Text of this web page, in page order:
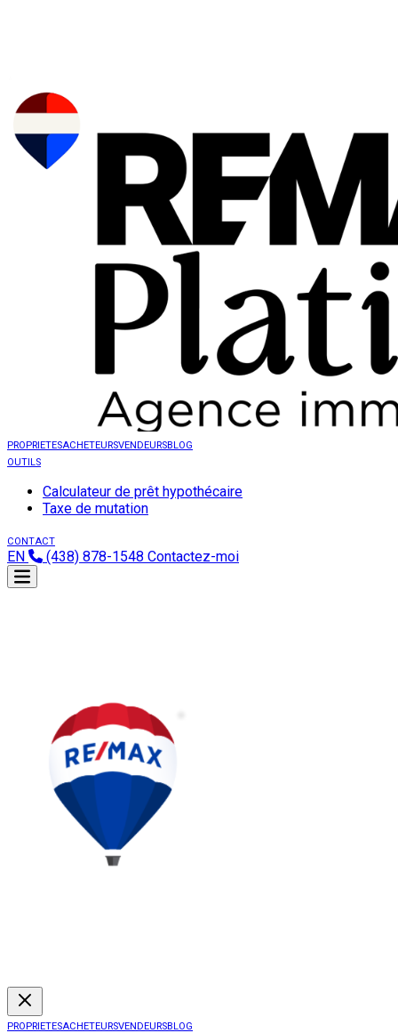
PROPRIETESACHETEURSVENDEURSBLOG
OUTILS
Calculateur de prêt hypothécaire
Taxe de mutation
CONTACT
EN (438) 878-1548 Contactez-moi
PROPRIETESACHETEURSVENDEURSBLOG